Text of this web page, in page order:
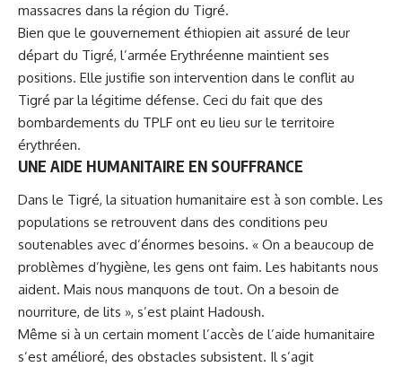
massacres dans la région du Tigré.
Bien que le gouvernement éthiopien ait assuré de leur
départ du Tigré, l’armée Erythréenne maintient ses
positions. Elle justifie son intervention dans le conflit au
Tigré par la légitime défense. Ceci du fait que des
bombardements du TPLF ont eu lieu sur le territoire
érythréen.
UNE AIDE HUMANITAIRE EN SOUFFRANCE
Dans le Tigré, la situation humanitaire est à son comble. Les
populations se retrouvent dans des conditions peu
soutenables avec d’énormes besoins. « On a beaucoup de
problèmes d’hygiène, les gens ont faim. Les habitants nous
aident. Mais nous manquons de tout. On a besoin de
nourriture, de lits », s’est plaint Hadoush.
Même si à un certain moment l’accès de l’aide humanitaire
s’est amélioré, des obstacles subsistent. Il s’agit